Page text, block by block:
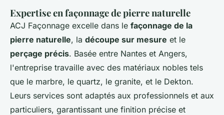
Expertise en façonnage de pierre naturelle
ACJ Façonnage excelle dans le façonnage de la
pierre naturelle, la découpe sur mesure et le
perçage précis. Basée entre Nantes et Angers,
l'entreprise travaille avec des matériaux nobles tels
que le marbre, le quartz, le granite, et le Dekton.
Leurs services sont adaptés aux professionnels et aux
particuliers, garantissant une finition précise et